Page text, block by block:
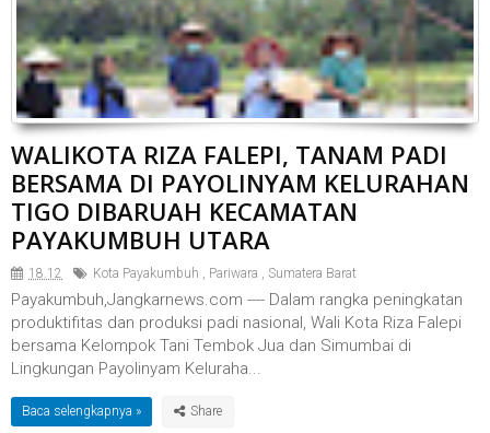
WALIKOTA RIZA FALEPI, TANAM PADI
BERSAMA DI PAYOLINYAM KELURAHAN
TIGO DIBARUAH KECAMATAN
PAYAKUMBUH UTARA
18.12 Kota Payakumbuh , Pariwara , Sumatera Barat
Payakumbuh,Jangkarnews.com ---- Dalam rangka peningkatan
produktifitas dan produksi padi nasional, Wali Kota Riza Falepi
bersama Kelompok Tani Tembok Jua dan Simumbai di
Lingkungan Payolinyam Keluraha...
Baca selengkapnya »